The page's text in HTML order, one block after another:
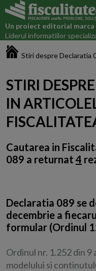
Un proiect editorial marca
Liderul informatiilor
Stiri despre Declaratia
STIRI
IN
Cautarea in
089 a returnat 4
Declaratia 089 se
decembrie a
formular (Ordinul
Ordinul nr. 1.252 din
modelului si